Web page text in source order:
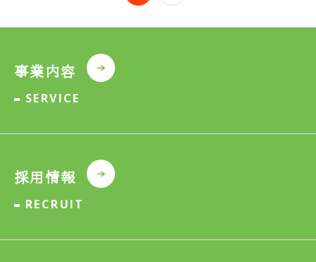
事業内容
SERVICE
採用情報
RECRUIT